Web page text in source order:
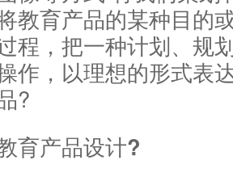
教育产品的某种目的
程，把一种计划、规
作，以理想的形式表
?
产品设计?